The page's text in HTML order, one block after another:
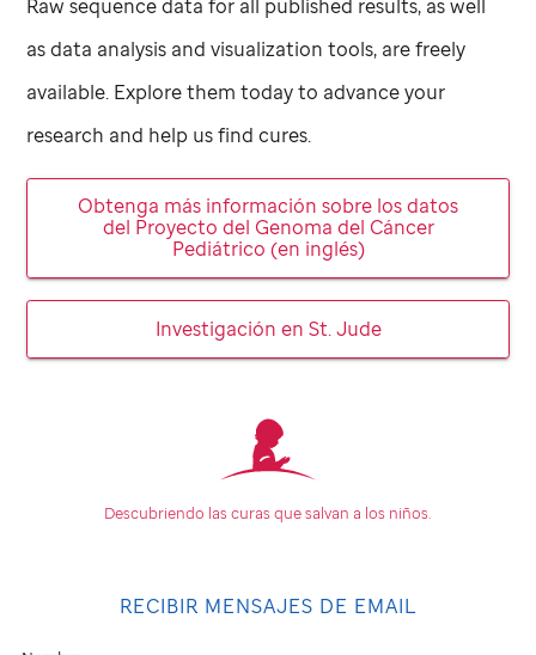
Raw sequence data for all published results, as well
as data analysis and visualization tools, are freely
available. Explore them today to advance your
research and help us find cures.
Obtenga más información sobre los datos
del Proyecto del Genoma del Cáncer
Pediátrico (en inglés)
Investigación en St. Jude
Descubriendo las curas quesalvan a los niños.
RECIBIR MENSAJES DE EMAIL